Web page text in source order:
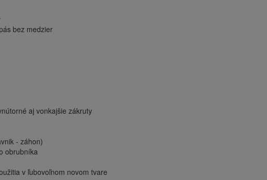
bez medzier
aj vonkajšie zákruty
- záhon)
obrubníka
v ľubovoľnom novom tvare